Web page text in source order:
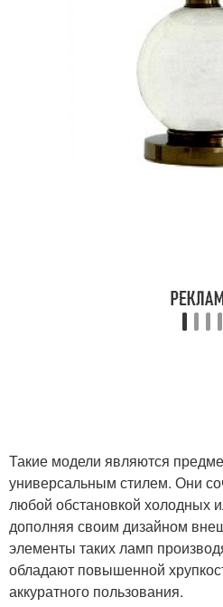
Такие модели являются
универсальным стилем. Они
любой обстановкой холодных
дополняя своим дизайном
элементы таких ламп
обладают повышенной
аккуратного пользования.